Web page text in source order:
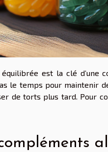
est la clé
le temps pour maintenir
de torts plus tard. Pour